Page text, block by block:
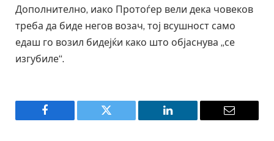
Дополнително, иако Протоѓер вели дека човеков
треба да биде негов возач, тој всушност само
едаш го возил бидејќи како што објаснува „се
изгубиле“.
Facebook Twitter LinkedIn Email